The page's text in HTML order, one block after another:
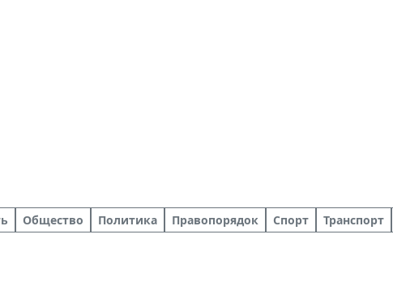
Общество Политика Правопорядок Спорт Транспорт